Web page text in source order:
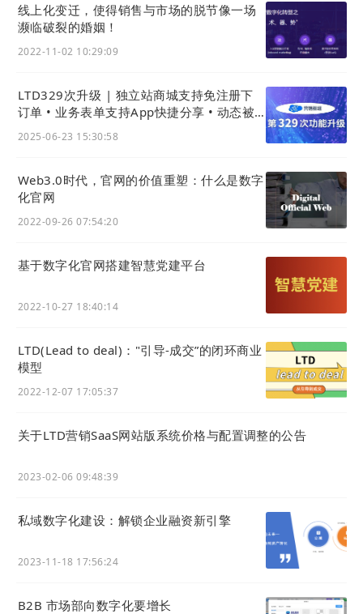
在GEO营销的实践赛道上，选择LTD枢纽云
便是找到了领航者。依托前瞻布局和长久实
践，LTD枢纽云已然构建了相对成熟的GEO
优化体系。企业无需从0开始探索GEO营
销，只需要轻扣GEO的大门，LTD便能帮其
三 LTD枢纽云：给企业装“GEO加速器”
结构化特征鲜明、语义关联紧密且技术适配
性强的内容形式。基于
大模型的喜好，
LTD枢纽云一步步从单点突破到全流程打
系——从内容排版、语义优化到技术适配都
有对应的方法，帮助企业的品牌内容轻松被
线上化变迁，使得销售与市场的脱节像一场
濒临破裂的婚姻！
2022-11-02 10:29:09
LTD329次升级 | 独立站商城支持免注册下
订单 • 业务表单支持App快捷分享 • 动态被
2025-06-23 15:30:58
Web3.0时代，官网的价值重塑：什么是数字
化官网
2022-09-26 07:54:20
基于数字化官网搭建智慧党建平台
2022-10-27 18:40:14
LTD(Lead to deal)："引导-成交”的闭环商业
模型
2022-12-07 17:05:37
关于LTD营销SaaS网站版系统价格与配置调整的公告
2023-02-06 09:48:39
私域数字化建设：解锁企业融资新引擎
2023-11-18 17:56:24
B2B 市场部向数字化要增长